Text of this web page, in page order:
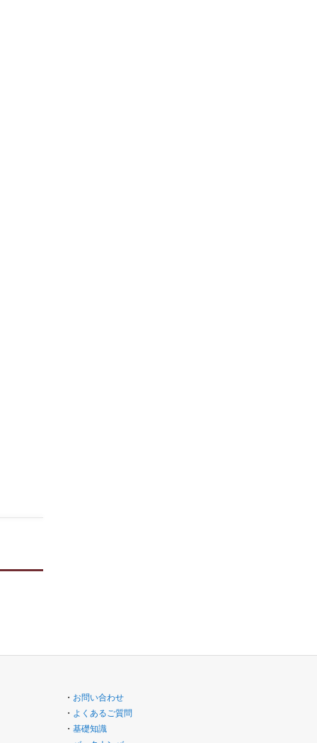
・ お問い合わせ
・ よくあるご質問
・ 基礎知識